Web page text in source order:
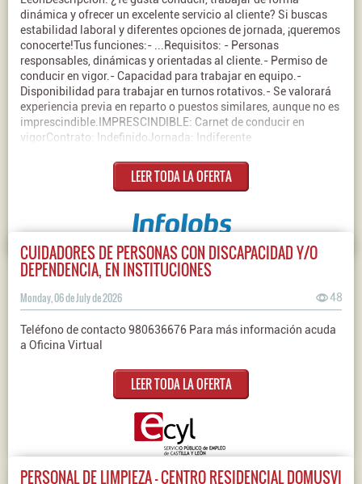
dinámica y ofrecer un excelente servicio al cliente? Si buscas
estabilidad laboral y diferentes opciones de jornada, ¡queremos
conocerte!Tus funciones:- ...Requisitos: - Personas
responsables, dinámicas y orientadas al cliente.- Permiso de
conducir en vigor.- Capacidad para trabajar en equipo.-
Disponibilidad para trabajar en turnos rotativos.- Se valorará
experiencia previa en reparto o puestos similares, aunque no es
imprescindible.IMPRESCINDIBLE: Carnet de conducir en
vigorContrato: IndefinidoJornada: Indiferente
LEER TODA LA OFERTA
CUIDADORES DE PERSONAS CON DISCAPACIDAD Y/O
DEPENDENCIA, EN INSTITUCIONES
Monday, 06 de July de 2026 48
Teléfono de contacto 980636676 Para más información acuda
a Oficina Virtual
LEER TODA LA OFERTA
PERSONAL DE LIMPIEZA - CENTRO RESIDENCIAL DOMUSVI